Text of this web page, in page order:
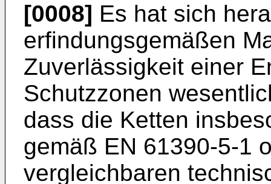
[0008] Es hat sich
erfindungsgemäßen
Zuverlässigkeit einer
Schutzzonen
dass die Ketten
gemäß EN 61390-5-1
vergleichbaren